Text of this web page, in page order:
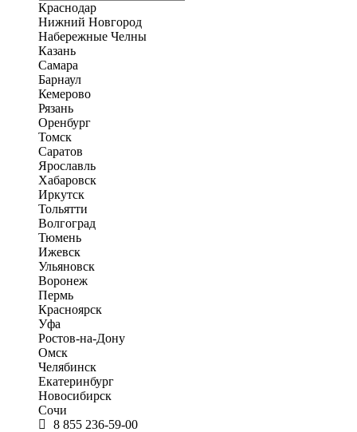
Краснодар
Нижний Новгород
Набережные Челны
Казань
Самара
Барнаул
Кемерово
Рязань
Оренбург
Томск
Саратов
Ярославль
Хабаровск
Иркутск
Тольятти
Волгоград
Тюмень
Ижевск
Ульяновск
Воронеж
Пермь
Красноярск
Уфа
Ростов-на-Дону
Омск
Челябинск
Екатеринбург
Новосибирск
Сочи
8 855 236-59-00